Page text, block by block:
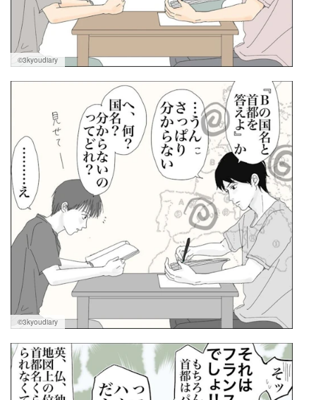
©3kyoudiary
©3kyoudiary